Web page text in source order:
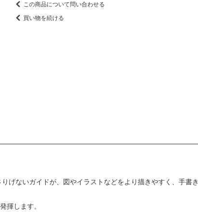
この商品について問い合わせる
買い物を続ける
げないガイドが、図やイラストなどをより描きやすく、手書き
揮します。